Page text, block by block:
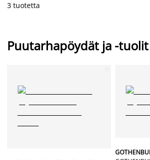
3 tuotetta
Puutarhapöydät ja -